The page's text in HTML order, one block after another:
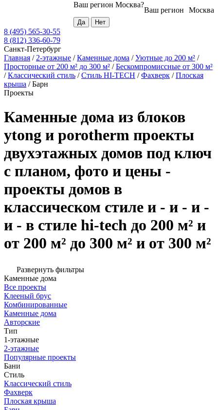
Москва
Ваш регион
Ваш регион Москва?
8 (495) 565-30-55
8 (812) 336-60-79
Санкт-Петербург
Главная / 2-этажные /Каменные дома /Уютные до 200 м² /
Просторные от 200 м² до 300 м² /Бескомпромиссные от 300 м²
/Классический стиль /Стиль HI-TECH /Фахверк /Плоская
крыша /Барн
Проекты
Каменные дома из блоков
ytong и porotherm проекты
двухэтажных домов под ключ
с планом, фото и цены -
проекты домов в
классическом стиле и - и - и -
и - в стиле hi-tech до 200 м² и
от 200 м² до 300 м² и от 300 м²
Развернуть фильтры
Каменные дома
Все проекты
Клееный брус
Комбинированные
Каменные дома
Авторские
Тип
1-этажные
2-этажные
Популярные проекты
Бани
Стиль
Классический стиль
Фахверк
Плоская крыша